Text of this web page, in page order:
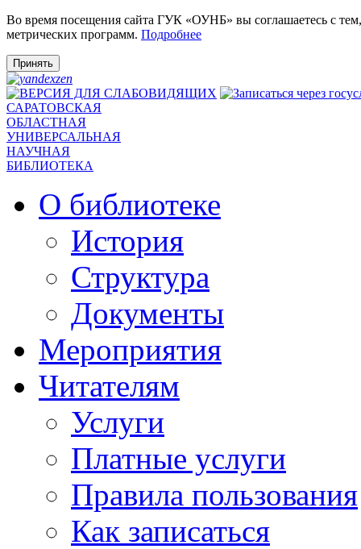
Во время посещения сайта ГУК «ОУНБ» вы соглашаетесь с
метрических программ. Подробнее
Принять
САРАТОВСКАЯ
ОБЛАСТНАЯ
УНИВЕРСАЛЬНАЯ
НАУЧНАЯ
БИБЛИОТЕКА
О библиотеке
История
Структура
Документы
Мероприятия
Читателям
Услуги
Платные услуги
Правила пользования
Как записаться